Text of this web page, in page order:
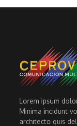
Lorem ipsum
Minima incidunt
architecto quis